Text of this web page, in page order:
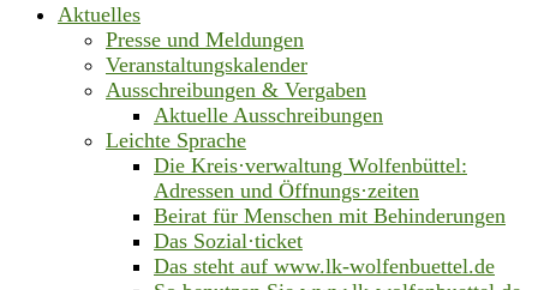
Aktuelles
Presse und Meldungen
Veranstaltungskalender
Ausschreibungen & Vergaben
Aktuelle Ausschreibungen
Leichte Sprache
Die Kreis·verwaltung Wolfenbüttel:
Adressen und Öffnungs·zeiten
Beirat für Menschen mit Behinderungen
Das Sozial·ticket
Das steht auf www.lk-wolfenbuettel.de